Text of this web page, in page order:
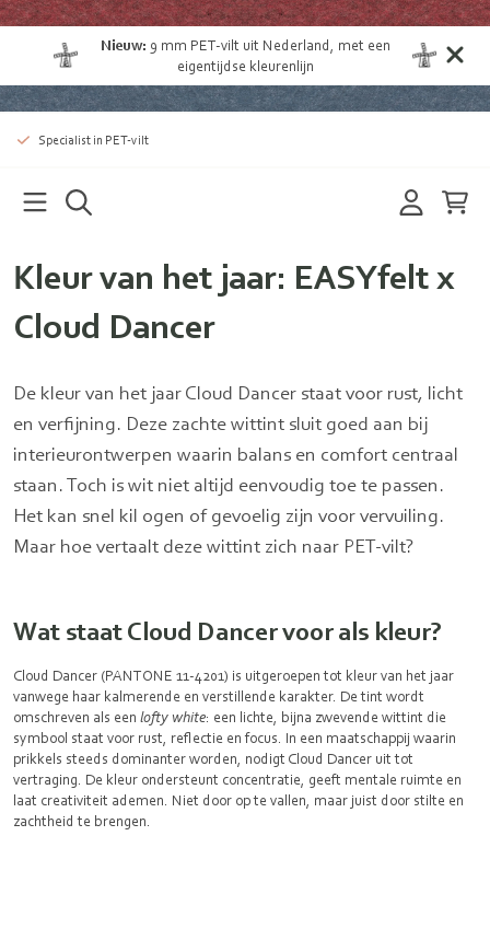
Nieuw: 9 mm PET-vilt uit Nederland , met een
eigentijdse kleurenlijn
Specialist in PET-vilt
Kleur van het jaar: EASYfelt x
Cloud Dancer
De kleur van het jaar Cloud Dancer staat voor rust, licht
en verfijning. Deze zachte wittint sluit goed aan bij
interieurontwerpen waarin balans en comfort centraal
staan. Toch is wit niet altijd eenvoudig toe te passen.
Het kan snel kil ogen of gevoelig zijn voor vervuiling.
Maar hoe vertaalt deze wittint zich naar PET-vilt?
Wat staat Cloud Dancer voor als kleur?
Cloud Dancer (PANTONE 11-4201) is uitgeroepen tot kleur van het jaar
vanwege haar kalmerende en verstillende karakter. De tint wordt
omschreven als een lofty white: een lichte, bijna zwevende wittint die
symbool staat voor rust, reflectie en focus. In een maatschappij waarin
prikkels steeds dominanter worden, nodigt Cloud Dancer uit tot
vertraging. De kleur ondersteunt concentratie, geeft mentale ruimte en
laat creativiteit ademen. Niet door op te vallen, maar juist door stilte en
zachtheid te brengen.